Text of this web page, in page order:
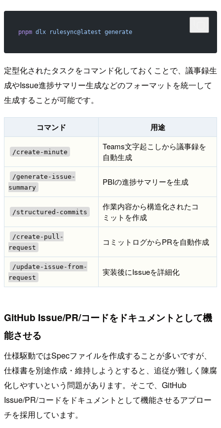
pnpm dlx rulesync@latest generate
定型化されたタスクをコマンド化しておくことで、議事録生
成やIssue進捗サマリー生成などのフォーマットを統一して
生成することが可能です。
コマンド 用途
/create-minute
Teams文字起こしから議事録を
自動生成
/generate-issue-
summary
PBIの進捗サマリーを生成
/structured-commits
作業内容から構造化されたコ
ミットを作成
/create-pull-
request
コミットログからPRを自動作成
/update-issue-from-
request
実装後にIssueを詳細化
GitHub Issue/PR/コードをドキュメントとして機
能させる
仕様駆動ではSpecファイルを作成することが多いですが、
仕様書を別途作成・維持しようとすると、追従が難しく陳腐
化しやすいという問題があります。そこで、GitHub
Issue/PR/コードをドキュメントとして機能させるアプロー
チを採用しています。